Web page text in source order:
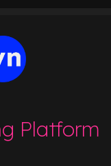
Platform